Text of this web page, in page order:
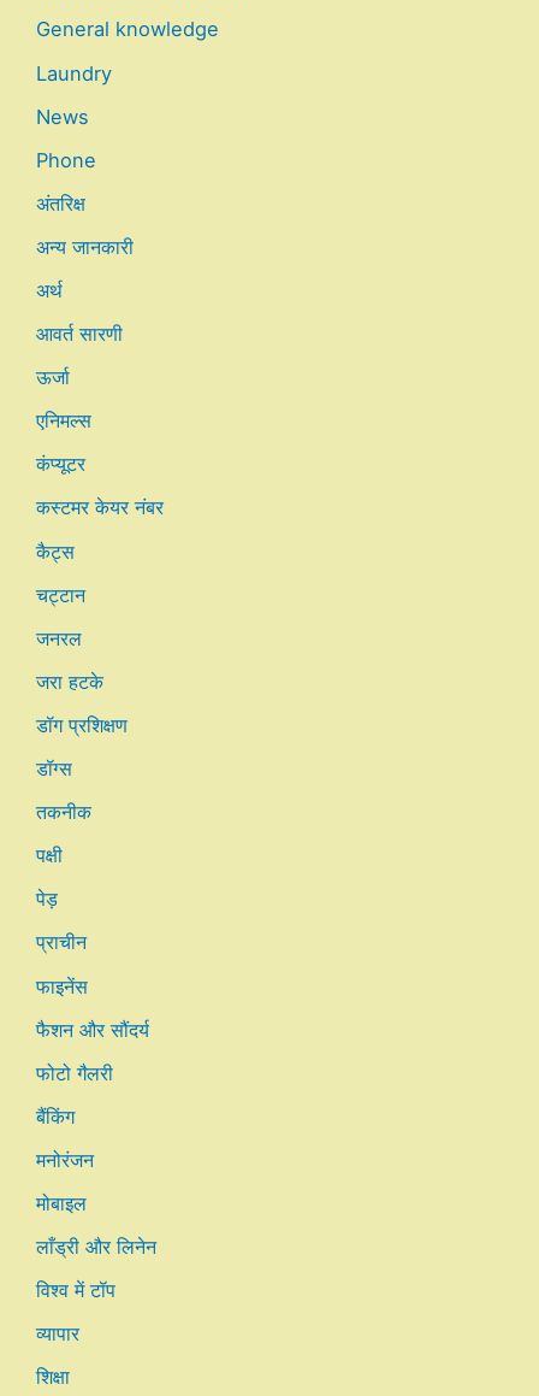
General knowledge
Laundry
News
Phone
अंतरिक्ष
अन्य जानकारी
अर्थ
आवर्त सारणी
ऊर्जा
एनिमल्स
कंप्यूटर
कस्टमर केयर नंबर
कैट्स
चट्टान
जनरल
जरा हटके
डॉग प्रशिक्षण
डॉग्स
तकनीक
पक्षी
पेड़
प्राचीन
फाइनेंस
फैशन और सौंदर्य
फोटो गैलरी
बैंकिंग
मनोरंजन
मोबाइल
लाँड्री और लिनेन
विश्व में टॉप
व्यापार
शिक्षा